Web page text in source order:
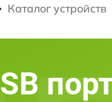
Каталог устройств